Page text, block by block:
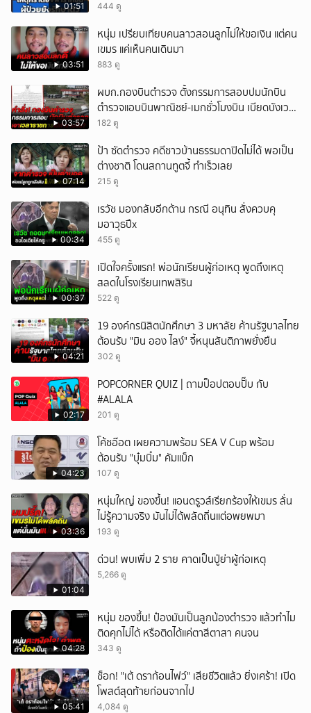
01:51 444 ดู
03:51
หนุ่ม เปรียบเทียบคนลาวสอนลูกไม่ให้ขอเงิน แต่คน
เขมร แค่เห็นคนเดินมา
883 ดู
03:57
ผบก.กองบินตำรวจ ตั้งกรรมการสอบปมนักบิน
ตำรวจแอบบินพาณิชย์-เมกชั่วโมงบิน เบียดบังเวลา
ทำหน้าที่
182 ดู
07:14
ป้า ซัดตำรวจ คดีชาวบ้านธรรมดาปิดไม่ได้ พอเป็น
ต่างชาติ โดนสถานทูตจี้ ทำเร็วเลย
215 ดู
00:34
เรวัช มองกลับอีกด้าน กรณี อนุทิน สั่งควบคุ
มอาวุธปืx
455 ดู
00:37
เปิดใจครั้งแรก! พ่อนักเรียนผู้ก่อเหตุ พูดถึงเหตุ
สลดในโรงเรียนเทพสิริน
522 ดู
04:21
19 องค์กรนิสิตนักศึกษา 3 มหาลัย ค้านรัฐบาลไทย
ต้อนรับ "มิน ออง ไลง์" จี้หนุนสันติภาพยั่งยืน
302 ดู
02:17
POPCORNER QUIZ | ถามป็อปตอบปั๊บ กับ
#ALALA
201 ดู
04:23
โค้ชอ๊อต เผยความพร้อม SEA V Cup พร้อม
ต้อนรับ "บุ๋มบิ๋ม" คัมแบ็ก
107 ดู
03:36
หนุ่มใหญ่ ของขึ้น! แอนดรูวส์เรียกร้องให้เขมร ลั่น
ไม่รู้ความจริง มันไม่ได้พลัดถิ่นแต่อพยพมา
193 ดู
01:04
ด่วน! พบเพิ่ม 2 ราย คาดเป็นปู่ย่าผู้ก่อเหตุ
5,266 ดู
04:28
หนุ่ม ของขึ้น! ป๋องมันเป็นลูกน้องตำรวจ แล้วทำไม
ติดคุกไม่ได้ หรือติดได้แค่ตาสีตาสา คนจน
343 ดู
05:41
ช็อก! "เต้ ดราก้อนไฟว์" เสียชีวิตแล้ว ยิ่งเศร้า! เปิด
โพสต์สุดท้ายก่อนจากไป
4,084 ดู